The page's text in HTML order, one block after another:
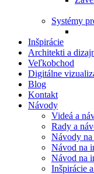
Systémy
Inšpirácie
Architekti a
Veľkobchod
Digitálne
Blog
Kontakt
Návody
Videá a
Rady a
Návody na
Návod na
Návod na
Inšpirácie